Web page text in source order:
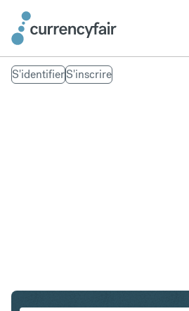
S'identifierS'inscrire